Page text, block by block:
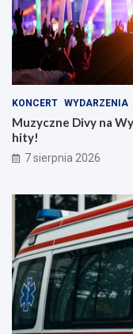
KONCERT WYDARZENIA
Muzyczne Divy na
hity!
7 sierpnia 2026